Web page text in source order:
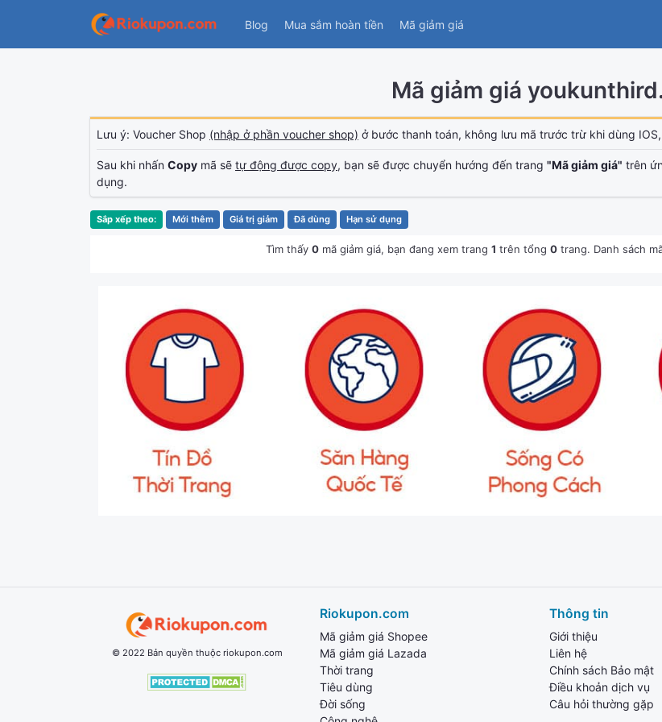
Blog Mua sắm hoàn tiền Mã giảm giá
Mã giảm giá
Lưu ý: Voucher Shop (nhập ở phần voucher shop) ở bước thanh toán, không lưu mã trước trừ khi dùng
Sau khi nhấn Copy mã sẽ tự động được copy, bạn sẽ được chuyển hướng đến trang "Mã giảm giá" trên
dụng.
Sắp xếp theo: Mới thêm Giá trị giảm Đã dùng Hạn sử dụng
Tìm thấy 0mã giảm giá, bạn đang xem trang 1 trên tổng 0trang. Danh sách
© 2022 Bản quyền thuộc riokupon.com
Riokupon.com
Mã giảm giá Shopee
Mã giảm giá Lazada
Thời trang
Tiêu dùng
Đời sống
Thông tin
Giới thiệu
Liên hệ
Chính sách Bảo mật
Điều khoản dịch vụ
Câu hỏi thường gặp